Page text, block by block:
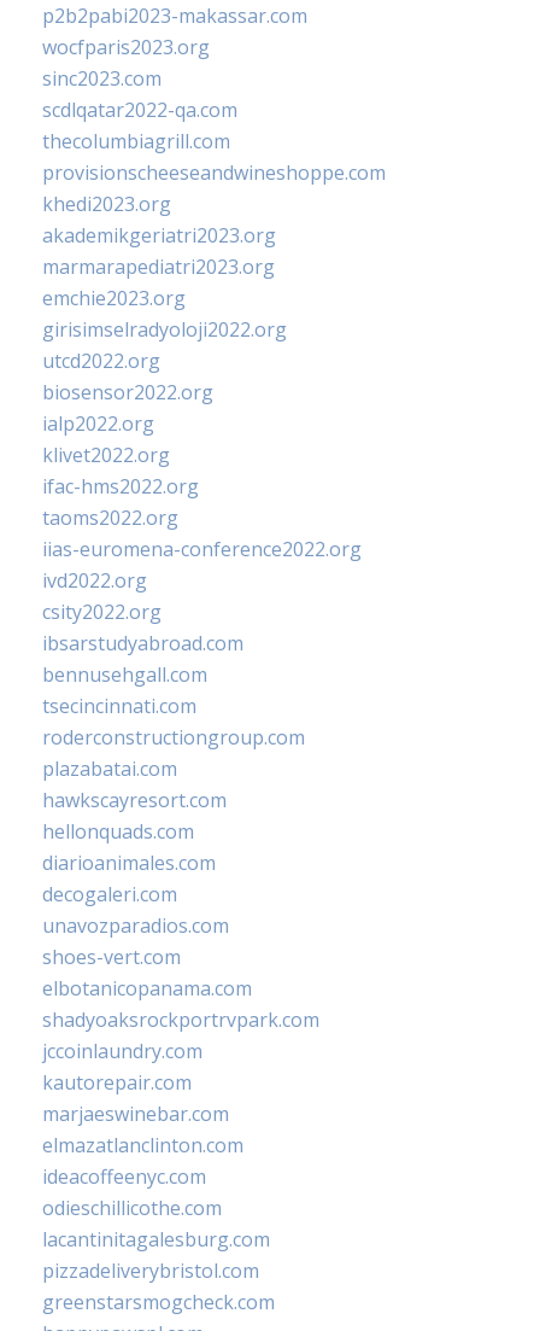
p2b2pabi2023-makassar.com
wocfparis2023.org
sinc2023.com
scdlqatar2022-qa.com
thecolumbiagrill.com
provisionscheeseandwineshoppe.com
khedi2023.org
akademikgeriatri2023.org
marmarapediatri2023.org
emchie2023.org
girisimselradyoloji2022.org
utcd2022.org
biosensor2022.org
ialp2022.org
klivet2022.org
ifac-hms2022.org
taoms2022.org
iias-euromena-conference2022.org
ivd2022.org
csity2022.org
ibsarstudyabroad.com
bennusehgall.com
tsecincinnati.com
roderconstructiongroup.com
plazabatai.com
hawkscayresort.com
hellonquads.com
diarioanimales.com
decogaleri.com
unavozparadios.com
shoes-vert.com
elbotanicopanama.com
shadyoaksrockportrvpark.com
jccoinlaundry.com
kautorepair.com
marjaeswinebar.com
elmazatlanclinton.com
ideacoffeenyc.com
odieschillicothe.com
lacantinitagalesburg.com
pizzadeliverybristol.com
greenstarsmogcheck.com